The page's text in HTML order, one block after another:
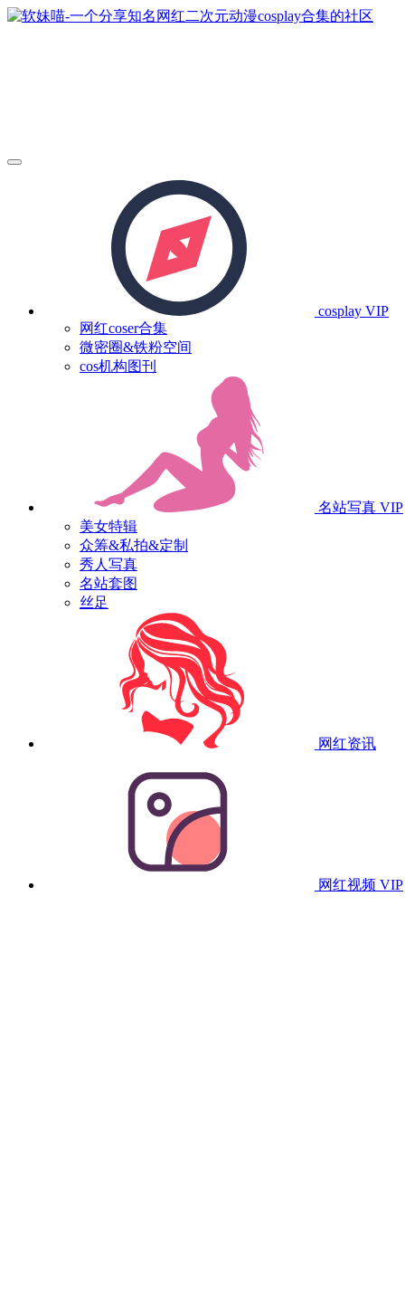
cosplay VIP
网红coser合集
微密圈&铁粉空间
cos机构图刊
名站写真 VIP
美女特辑
众筹&私拍&定制
秀人写真
名站套图
丝足
网红资讯
网红视频 VIP